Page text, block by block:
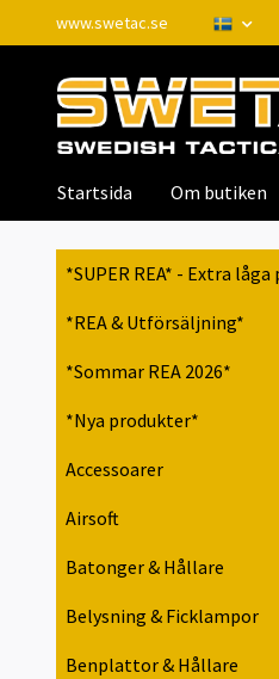
www.swetac.se
Startsida Om butiken
*SUPER REA* - Extra låga
*REA & Utförsäljning*
*Sommar REA 2026*
*Nya produkter*
Accessoarer
Airsoft
Batonger & Hållare
Belysning & Ficklampor
Benplattor & Hållare